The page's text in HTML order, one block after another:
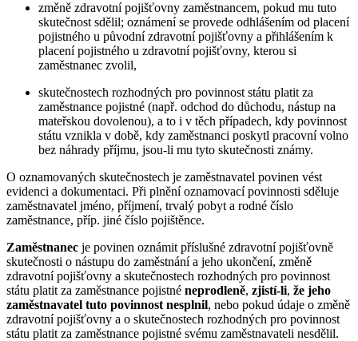
změně zdravotní pojišťovny zaměstnancem, pokud mu tuto
skutečnost sdělil; oznámení se provede odhlášením od placení
pojistného u původní zdravotní pojišťovny a přihlášením k
placení pojistného u zdravotní pojišťovny, kterou si
zaměstnanec zvolil,
skutečnostech rozhodných pro povinnost státu platit za
zaměstnance pojistné (např. odchod do důchodu, nástup na
mateřskou dovolenou), a to i v těch případech, kdy povinnost
státu vznikla v době, kdy zaměstnanci poskytl pracovní volno
bez náhrady příjmu, jsou-li mu tyto skutečnosti známy.
O oznamovaných skutečnostech je zaměstnavatel povinen vést
evidenci a dokumentaci. Při plnění oznamovací povinnosti sděluje
zaměstnavatel jméno, příjmení, trvalý pobyt a rodné číslo
zaměstnance, příp. jiné číslo pojištěnce.
Zaměstnanec je povinen oznámit příslušné zdravotní pojišťovně
skutečnosti o nástupu do zaměstnání a jeho ukončení, změně
zdravotní pojišťovny a skutečnostech rozhodných pro povinnost
státu platit za zaměstnance pojistné neprodleně, zjistí-li, že jeho
zaměstnavatel tuto povinnost nesplnil, nebo pokud údaje o změně
zdravotní pojišťovny a o skutečnostech rozhodných pro povinnost
státu platit za zaměstnance pojistné svému zaměstnavateli nesdělil.